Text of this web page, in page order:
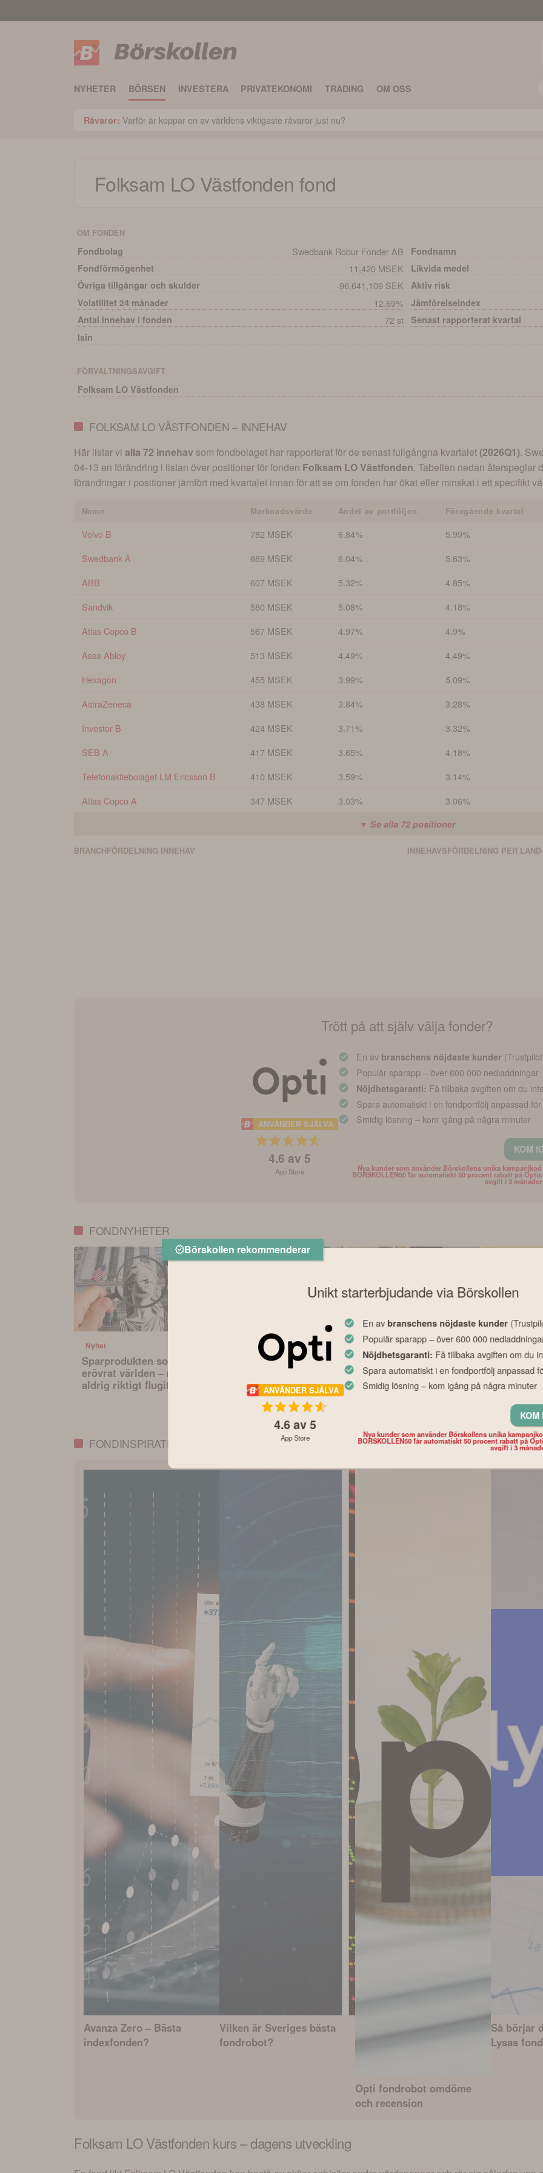
Börskollen
NYHETER BÖRSEN INVESTERA PRIVATEKONOMI TRADING OM OSS
Råvaror: Varför är koppar en av världens viktigaste råvaror just nu?
Folksam LO Västfonden fond
OM FONDEN
Fondbolag Swedbank Robur Fonder AB
Fondnamn
Fondförmögenhet
11,420 MSEK
Likvida medel
Övriga tillgångar och skulder
-96,641,109 SEK
Aktiv risk
Volatilitet 24 månader
12.69%
Jämförelseindex
Antal innehav i fonden
72 st
Senast rapporterat kvartal
Isin
FÖRVALTNINGSAVGIFT
Folksam LO Västfonden
FOLKSAM LO VÄSTFONDEN – INNEHAV
Här listar vi alla 72 innehav som fondbolaget har rapporterat för de senast fullgångna kvartalet (2026Q1).
04-13 en förändring i listan över positioner för fonden Folksam LO Västfonden. Tabellen nedan återspeglar
förändringar i positioner jämfört med kvartalet innan för att se om fonden har ökat eller minskat i ett specifikt
Namn Marknadsvärde Andel av portföljen Föregående kvartal
Volvo B 782 MSEK 6.84%
5.99%
Swedbank A
689 MSEK 6.04%
5.63%
ABB
607 MSEK 5.32%
4.85%
Sandvik
580 MSEK 5.08%
4.18%
Atlas Copco B
567 MSEK 4.97%
4.9%
Assa Abloy
513 MSEK 4.49%
4.49%
Hexagon
455 MSEK 3.99%
5.09%
AstraZeneca
438 MSEK 3.84%
3.28%
Investor B
424 MSEK 3.71%
3.32%
SEB A
417 MSEK 3.65%
4.18%
Telefonaktiebolaget LM Ericsson B
410 MSEK 3.59%
3.14%
Atlas Copco A
347 MSEK 3.03% 3.06%
▼ Se alla 72positioner
BRANCHFÖRDELNING INNEHAV INNEHAVSFÖRDELNING PER LAND
Trött på att själv välja fonder?
ANVÄNDER SJÄLVA
4.6 av 5
App Store
En av branschens nöjdaste kunder
Populär sparapp – över 600 000 nedladdningar
Nöjdhetsgaranti: Få tillbaka avgiften om du
Spara automatiskt i en fondportfölj anpassad
Smidig lösning – kom igång på några minuter
KOM
Nya kunder som använder Börskollens unika kampanjkod
BORSKOLLEN50 får automatiskt 50 procent rabatt på Optis
avgift i 3 månader
FONDNYHETER
Nyhet
Sparprodukten som
erövrat världen – men
aldrig riktigt flugit i
Den osynliga
hävstången i ditt
sparande – så mycket
påverkar valutan din
Nyhet
Experternas fondråd
inför hösten – och det
här bör du tänka på
Nyhet
Tid på
perfekt
siffrorna
FONDINSPIRATION
Avanza Zero – Bästa
indexfonden?
Vilken är Sveriges bästa
fondrobot?
Opti fondrobot omdöme
och recension
Så börjar
Lysas
Folksam LO Västfonden kurs – dagens utveckling
Börskollen rekommenderar
Unikt starterbjudande via Börskollen
ANVÄNDER SJÄLVA
4.6av 5
App Store
En av branschens nöjdaste kunder
Populär sparapp – över 600 000
Nöjdhetsgaranti: Få tillbaka avgiften om du
Spara automatiskt i en fondportfölj anpassad
Smidig lösning – kom igång på några minuter
KOM
Nya kunder som använder Börskollens unika
BORSKOLLEN50 får automatiskt 50 procent rabatt på
avgift i 3